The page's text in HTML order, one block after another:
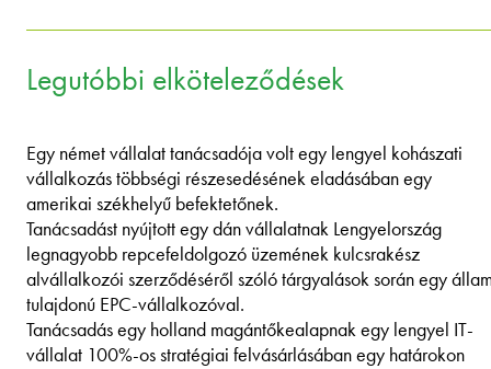
Legutóbbi elköteleződések
Egy német vállalat tanácsadója volt egy lengyel kohászati
vállalkozás többségi részesedésének eladásában egy
amerikai székhelyű befektetőnek.
Tanácsadást nyújtott egy dán vállalatnak Lengyelország
legnagyobb repcefeldolgozó üzemének kulcsrakész
alvállalkozói szerződéséről szóló tárgyalások során egy
tulajdonú EPC-vállalkozóval.
Tanácsadás egy holland magántőkealapnak egy lengyel IT-
vállalat 100%-os stratégiai felvásárlásában egy határokon